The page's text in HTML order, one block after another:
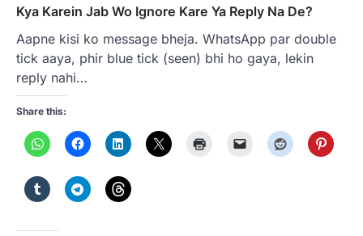
Kya Karein Jab Wo Ignore Kare Ya Reply Na De?
Aapne kisi ko message bheja. WhatsApp par double
tick aaya, phir blue tick (seen) bhi ho gaya, lekin
reply nahi…
Share this: